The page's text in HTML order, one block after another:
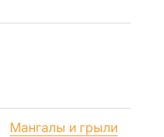
созданы с
Мангалы и грыли